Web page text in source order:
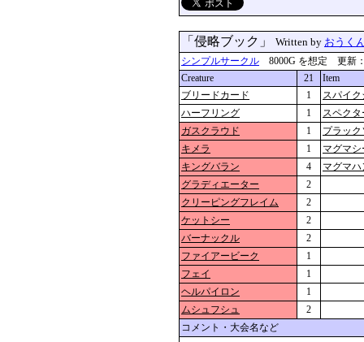
「侵略ブック」 Written by おうく
シンプルサークル 8000G を想定 更新：
Creature
21
Item
ブリードカード
1
スパイ
ハーフリング
1
スペク
ガスクラウド
1
プラッ
キメラ
1
マグマ
キングバラン
4
マグマ
グラディエーター
2
クリーピングフレイム
2
ケットシー
2
バーナックル
2
ファイアービーク
1
フェイ
1
ヘルパイロン
1
ムシュフシュ
2
コメント・大会名など